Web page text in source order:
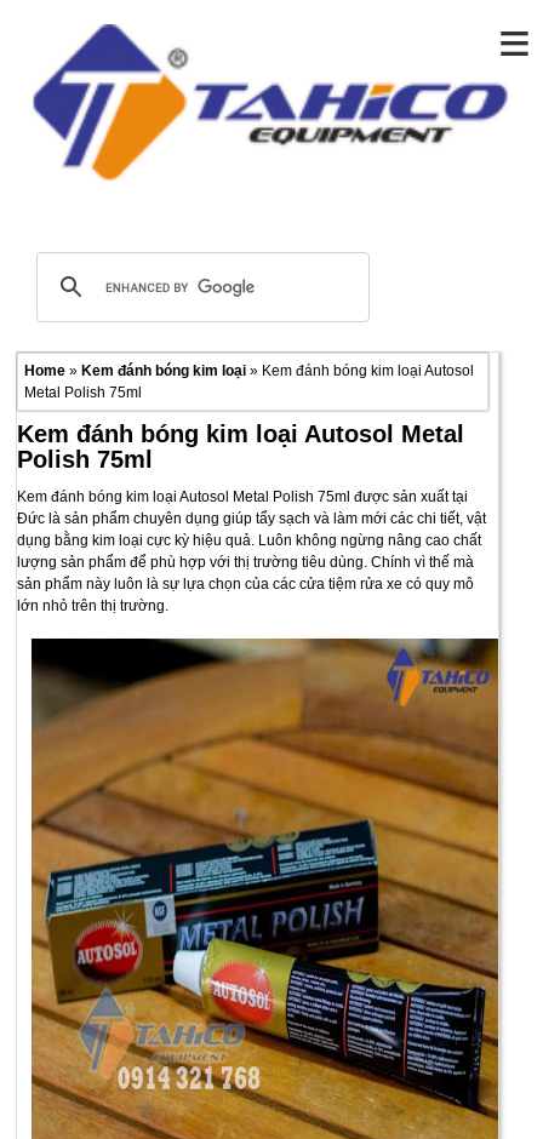
≡
Home» Kem đánh bóng kim loại» Kem đánh bóng kim loại Autosol
Metal Polish 75ml
Kem đánh bóng kim loại Autosol Metal
Polish 75ml
Kem đánh bóng kim loại Autosol Metal Polish 75ml được sản xuất tại
Đức là sản phẩm chuyên dụng giúp tẩy sạch và làm mới các chi tiết, vật
dụng bằng kim loại cực kỳ hiệu quả. Luôn không ngừng nâng cao chất
lượng sản phẩm để phù hợp với thị trường tiêu dùng. Chính vì thế mà
sản phẩm này luôn là sự lựa chọn của các cửa tiệm rửa xe có quy mô
lớn nhỏ trên thị trường.